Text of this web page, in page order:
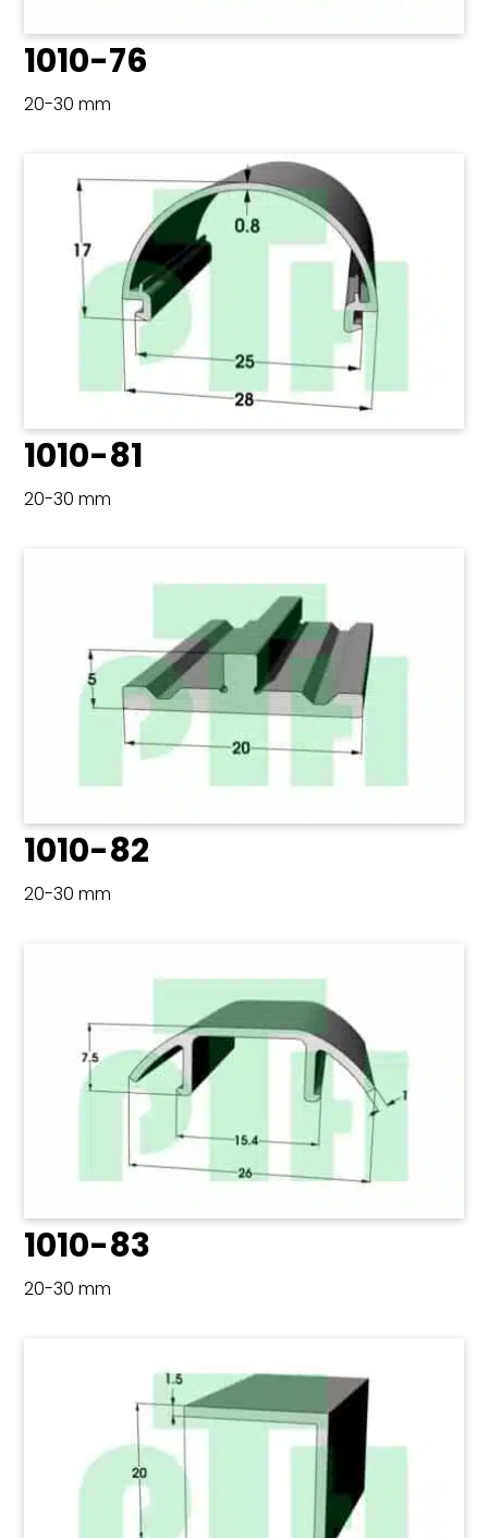
1010-76
20-30 mm
1010-81
20-30 mm
1010-82
20-30 mm
1010-83
20-30 mm